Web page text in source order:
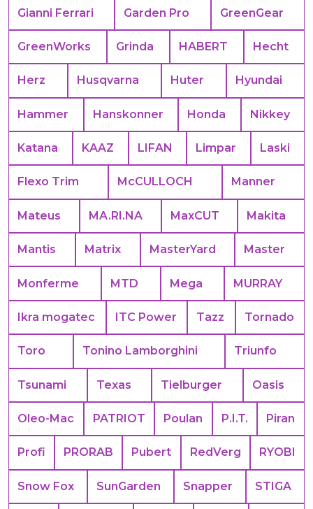
Gianni Ferrari Garden Pro GreenGear
GreenWorks Grinda HABERT Hecht
Herz Husqvarna Huter Hyundai
Hammer Hanskonner Honda Nikkey
Katana KAAZ LIFAN Limpar Laski
Flexo Trim McCULLOCH Manner
Mateus MA.RI.NA MaxCUT Makita
Mantis Matrix MasterYard Master
Monferme MTD Mega MURRAY
Ikra mogatec ITC Power Tazz Tornado
Toro Tonino Lamborghini Triunfo
Tsunami Texas Tielburger Oasis
Oleo-Mac PATRIOT Poulan P.I.T. Piran
Profi PRORAB Pubert RedVerg RYOBI
Snow Fox SunGarden Snapper STIGA